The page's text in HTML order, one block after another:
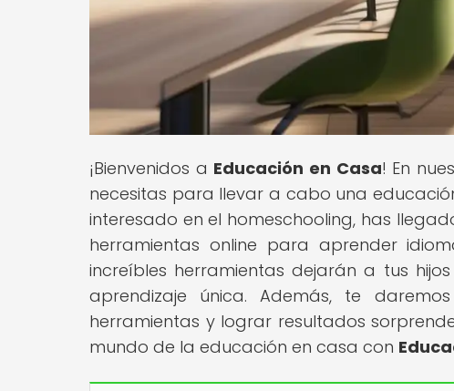
¡Bienvenidos a Educación en Casa! En
necesitas para llevar a cabo una
interesado en el homeschooling, has
herramientas online para aprender
increíbles herramientas dejarán a tus
aprendizaje única. Además, te
herramientas y lograr resultados
mundo de la educación en casa con